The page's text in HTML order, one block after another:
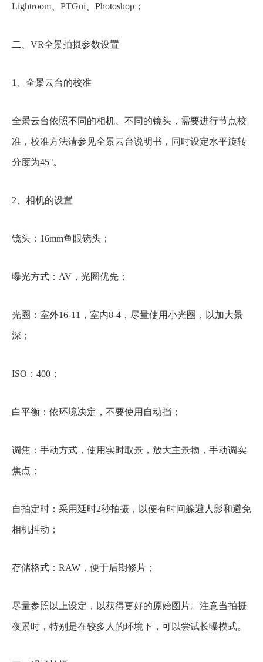
Lightroom、PTGui、Photoshop；
二、VR全景拍摄参数设置
1、全景云台的校准
全景云台依照不同的相机、不同的镜头，需要进行节点校
准，校准方法请参见全景云台说明书，同时设定水平旋转
分度为45°。
2、相机的设置
镜头：16mm鱼眼镜头；
曝光方式：AV，光圈优先；
光圈：室外16-11，室内8-4，尽量使用小光圈，以加大景
深；
ISO：400；
白平衡：依环境决定，不要使用自动挡；
调焦：手动方式，使用实时取景，放大主景物，手动调实
焦点；
自拍定时：采用延时2秒拍摄，以便有时间躲避人影和避免
相机抖动；
存储格式：RAW，便于后期修片；
尽量参照以上设定，以获得更好的原始图片。注意当拍摄
夜景时，特别是在较多人的环境下，可以尝试长曝模式。